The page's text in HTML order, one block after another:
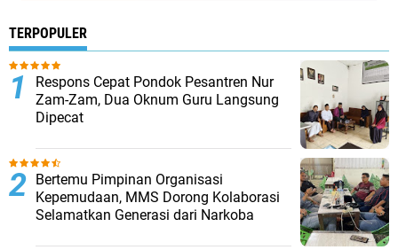
TERPOPULER
Respons Cepat Pondok Pesantren Nur
Zam-Zam, Dua Oknum Guru Langsung
Dipecat
Bertemu Pimpinan Organisasi
Kepemudaan, MMS Dorong Kolaborasi
Selamatkan Generasi dari Narkoba